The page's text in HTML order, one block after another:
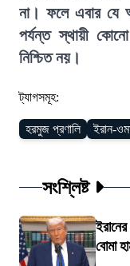
না। ফলে এবার যে
পর্যন্ত স্থায়ী
নিশ্চিত নয়।
ট্যাগসমূহ:
হরমুজ প্রণালি ইরান-
সংশ্লিষ্ট
বোমা